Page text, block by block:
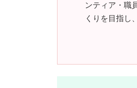
ンティア・職
くりを目指し